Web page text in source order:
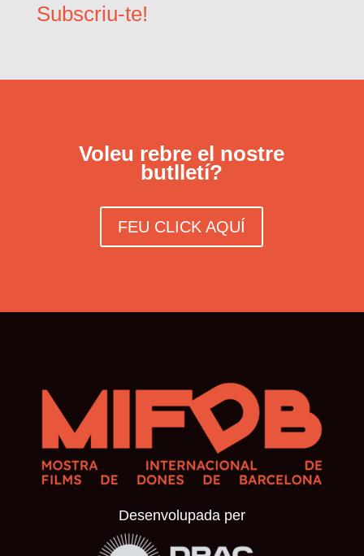
Subscriu-te!
Voleu rebre el nostre
butlletí?
FEU CLICK AQUÍ
Desenvolupada per